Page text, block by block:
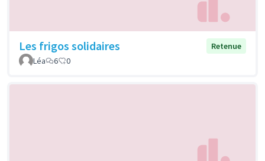
Les frigos solidaires
Retenue
Léa
6 0